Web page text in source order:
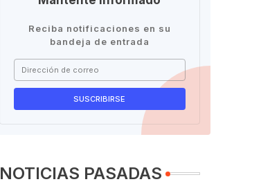
Reciba notificaciones en su
bandeja de entrada
NOTICIAS PASADAS